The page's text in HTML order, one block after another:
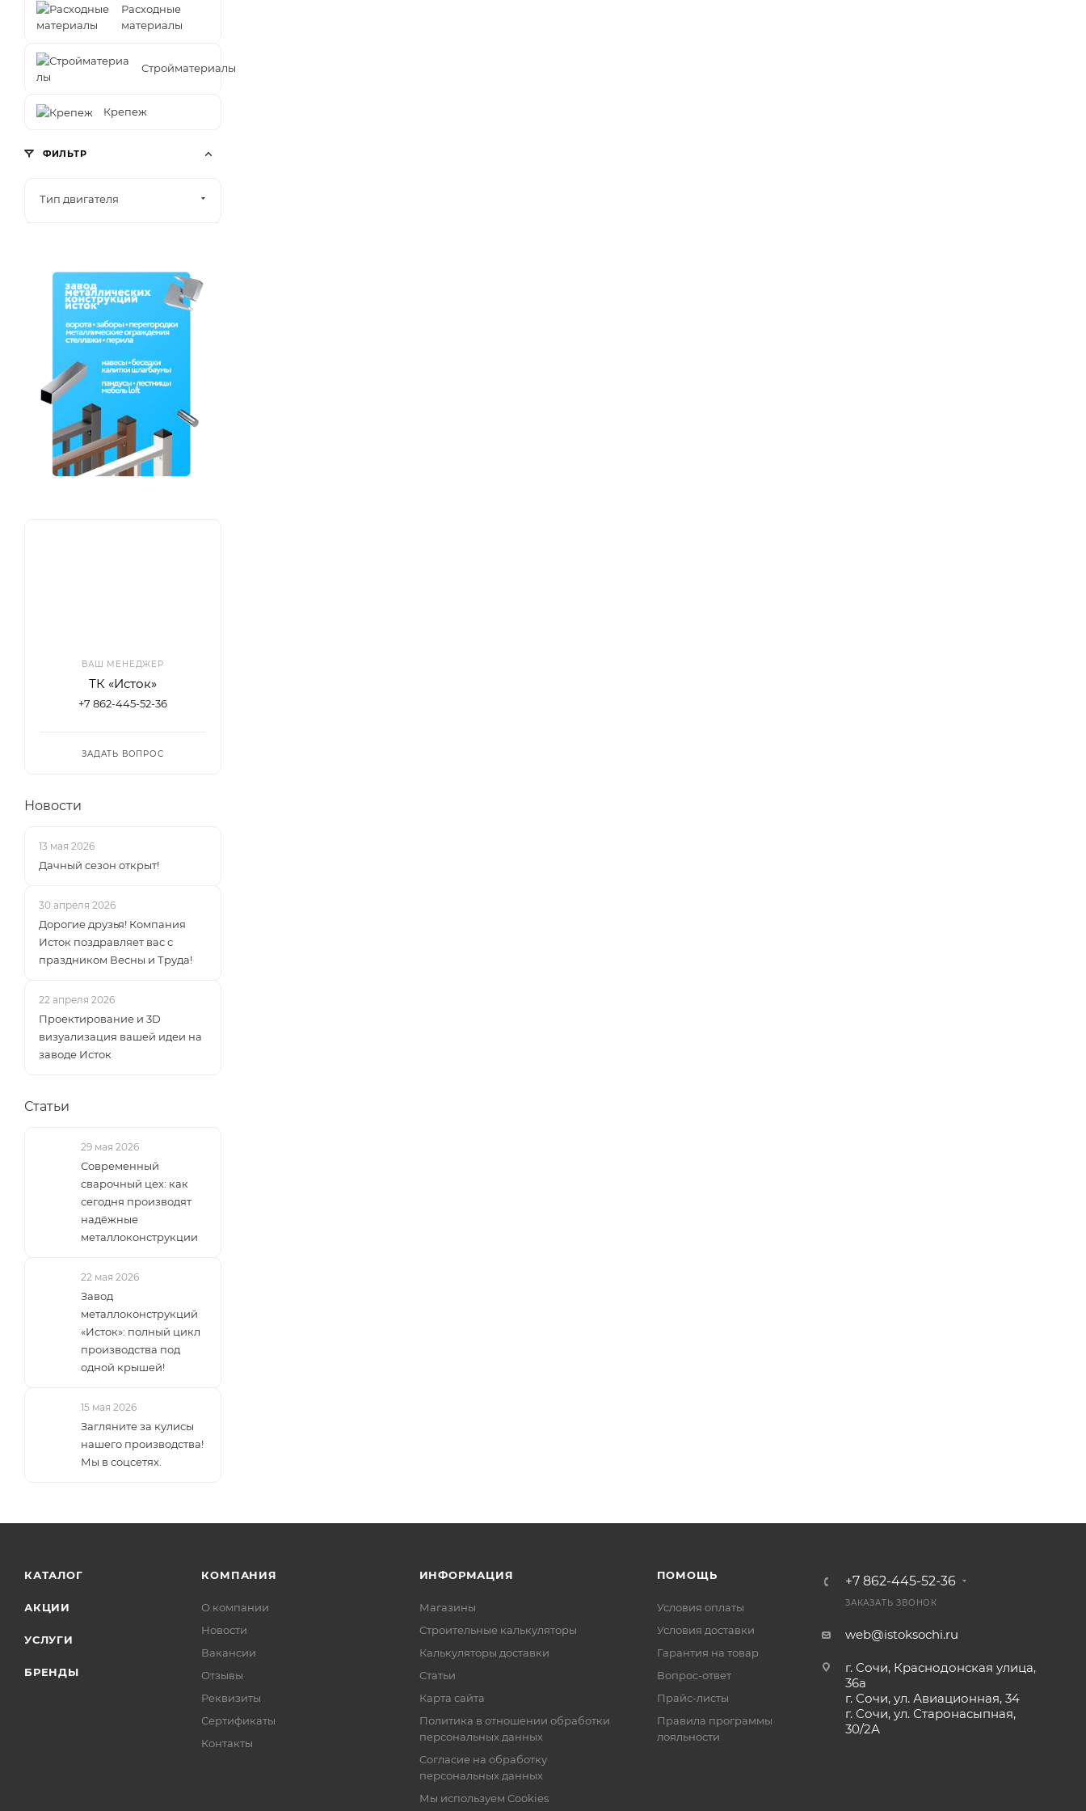
Расходные
материалы
Стройматериалы
Крепеж
ФИЛЬТР
Тип двигателя
ВАШ МЕНЕДЖЕР
ТК «Исток»
+7 862-445-52-36
ЗАДАТЬ ВОПРОС
Новости
13 мая 2026
Дачный сезон открыт!
30 апреля 2026
Дорогие друзья! Компания
Исток поздравляет вас с
праздником Весны и Труда!
22 апреля 2026
Проектирование и 3D
визуализация вашей идеи на
заводе Исток
Статьи
29 мая 2026
Современный
сварочный цех: как
сегодня производят
надёжные
металлоконструкции
22 мая 2026
Завод
металлоконструкций
«Исток»: полный цикл
производства под
одной крышей!
15 мая 2026
Загляните за кулисы
нашего производства!
Мы в соцсетях.
КАТАЛОГ
АКЦИИ
УСЛУГИ
БРЕНДЫ
КОМПАНИЯ
О компании
Новости
Вакансии
Отзывы
Реквизиты
Сертификаты
Контакты
ИНФОРМАЦИЯ
Магазины
Строительные калькуляторы
Калькуляторы доставки
Статьи
Карта сайта
Политика в отношении обработки
персональных данных
Согласие на обработку
персональных данных
Мы используем Cookies
ПОМОЩЬ
Условия оплаты
Условия доставки
Гарантия на товар
Вопрос-ответ
Прайс-листы
Правила программы
лояльности
+7 862-445-52-36
ЗАКАЗАТЬ ЗВОНОК
web@istoksochi.ru
г. Сочи, Краснодонская улица,
36а
г. Сочи, ул. Авиационная, 34
г. Сочи, ул. Старонасыпная,
30/2А